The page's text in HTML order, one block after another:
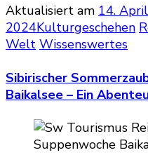
Aktualisiert am 14.
2024Kulturgeschehen
Welt Wissenswertes
Sibirischer
Baikalsee – Ein